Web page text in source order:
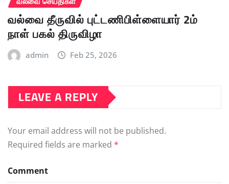
வல்வை தீருவில் புட்டணிபிள்ளையார் 2ம்
நாள் பகல் திருவிழா
admin Feb 25, 2026
LEAVE A REPLY
Your email address will not be published.
Required fields are marked *
Comment